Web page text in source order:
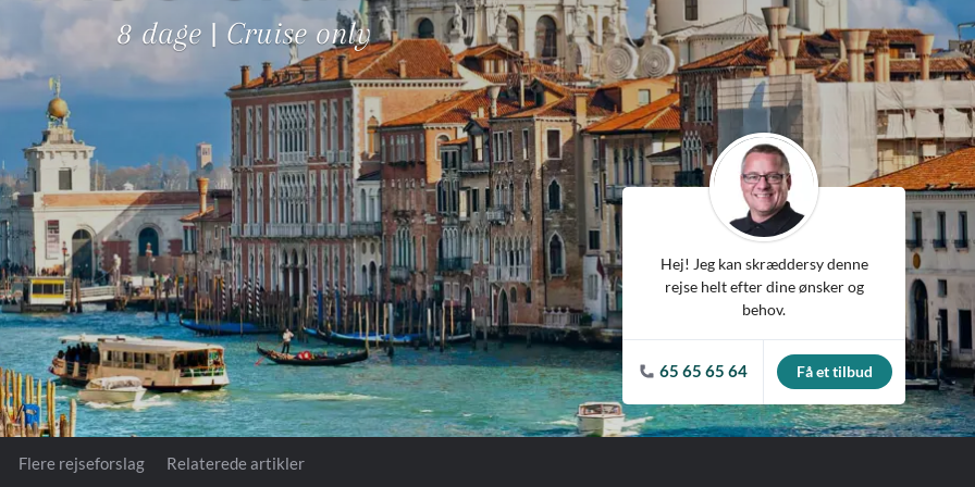
VIVA Cruises
8 dage | Cruise only
Hej! Jeg kan skræddersy denne
rejse helt efter dine ønsker og
behov.
65 65 65 64 Få et tilbud
Flere rejseforslag Relaterede artikler